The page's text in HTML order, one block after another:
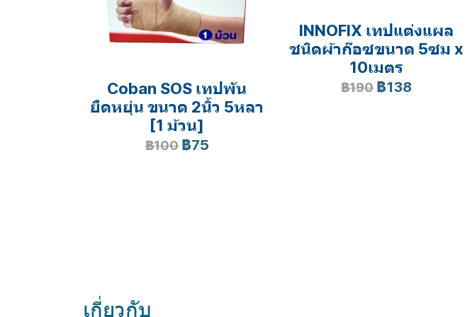
Coban SOS เทปพัน
ยืดหยุ่น ขนาด 2นิ้ว 5หลา
[1 ม้วน]
฿100 ฿75
INNOFIX เทปแต่งแผล
ชนิดผ้าก๊อซขนาด 5ซม x
10เมตร
฿190 ฿138
เกี่ยวกับ